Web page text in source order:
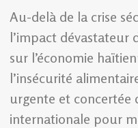
Au-delà de la crise
l’impact dévastateur
sur l’économie
l’insécurité
urgente et concertée
internationale pour